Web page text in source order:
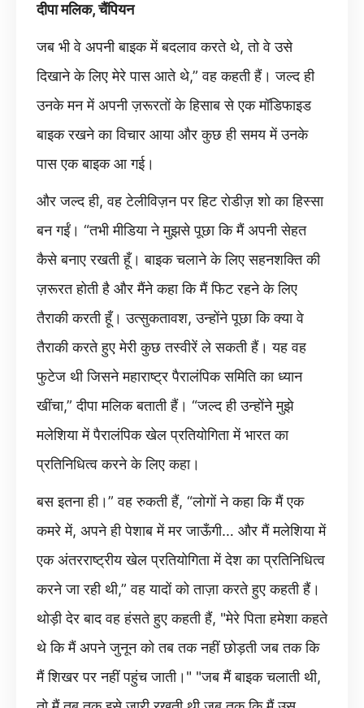
दीपा मलिक, चैंपियन
जब भी वे अपनी बाइक में बदलाव करते थे, तो वे उसे
दिखाने के लिए मेरे पास आते थे,” वह कहती हैं। जल्द ही
उनके मन में अपनी ज़रूरतों के हिसाब से एक मॉडिफाइड
बाइक रखने का विचार आया और कुछ ही समय में उनके
पास एक बाइक आ गई।
और जल्द ही, वह टेलीविज़न पर हिट रोडीज़ शो का हिस्सा
बन गईं। “तभी मीडिया ने मुझसे पूछा कि मैं अपनी सेहत
कैसे बनाए रखती हूँ। बाइक चलाने के लिए सहनशक्ति की
ज़रूरत होती है और मैंने कहा कि मैं फिट रहने के लिए
तैराकी करती हूँ। उत्सुकतावश, उन्होंने पूछा कि क्या वे
तैराकी करते हुए मेरी कुछ तस्वीरें ले सकती हैं। यह वह
फुटेज थी जिसने महाराष्ट्र पैरालंपिक समिति का ध्यान
खींचा,” दीपा मलिक बताती हैं। “जल्द ही उन्होंने मुझे
मलेशिया में पैरालंपिक खेल प्रतियोगिता में भारत का
प्रतिनिधित्व करने के लिए कहा।
बस इतना ही।” वह रुकती हैं, “लोगों ने कहा कि मैं एक
कमरे में, अपने ही पेशाब में मर जाऊँगी… और मैं मलेशिया में
एक अंतरराष्ट्रीय खेल प्रतियोगिता में देश का प्रतिनिधित्व
करने जा रही थी,” वह यादों को ताज़ा करते हुए कहती हैं।
थोड़ी देर बाद वह हंसते हुए कहती हैं, "मेरे पिता हमेशा कहते
थे कि मैं अपने जुनून को तब तक नहीं छोड़ती जब तक कि
मैं शिखर पर नहीं पहुंच जाती।" "जब मैं बाइक चलाती थी,